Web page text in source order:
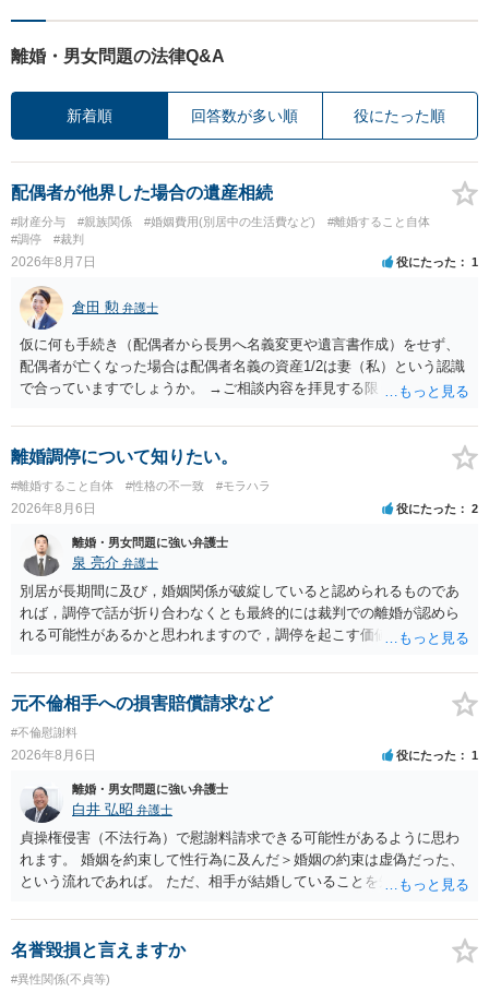
離婚・男女問題の法律Q&A
新着順 回答数が多い順 役にたった順
配偶者が他界した場合の遺産相続
#財産分与 #親族関係 #婚姻費用(別居中の生活費など)
#離婚すること自体
#調停
#裁判
2026年8月7日 役にたった 1
倉田 勲 弁護士
仮に何も手続き（配偶者から長男へ名義変更や遺言書作成）をせず、
配偶者が亡くなった場合は配偶者名義の資産1/2は妻（私）という認識
で合っていますでしょうか。 →ご相談内容を拝見する限りでは、その
完全に所有する場合は、他の相続人に対して自宅の評価額の１/２の代
償金の支払いが必要になります。
離婚調停について知りたい。
#離婚すること自体 #性格の不一致 #モラハラ
2026年8月6日 役にたった 2
離婚・男女問題に強い弁護士
泉 亮介 弁護士
別居が長期間に及び，婚姻関係が破綻していると認められるものであ
れば，調停で話が折り合わなくとも最終的には裁判での離婚が認めら
れる可能性があるかと思われますので，調停を起こす価値はあるよう
は調停が成立するということはないため，相手が合意するメリットを
だしてでも調停で終わらせるよう努めるのか，裁判離婚を見据えて調
停での離婚に固執しないかいずれかの対応は必要となるかと思われま
す。 お一人で対応するのは難しい側面もありますので弁護士を立てる
ことを検討されると良いかと思われます。
元不倫相手への損害賠償請求など
#不倫慰謝料
2026年8月6日 役にたった 1
離婚・男女問題に強い弁護士
白井 弘昭 弁護士
貞操権侵害（不法行為）で慰謝料請求できる可能性があるように思わ
れます。 婚姻を約束して性行為に及んだ＞婚姻の約束は虚偽だった、
という流れであれば。 ただ、相手が結婚していることを知って行為に
性も認められそうですので、あまり慰謝料は高額にならないように思
われます。 一度、最寄りの弁護士に相談してみてください。
名誉毀損と言えますか
#異性関係(不貞等)